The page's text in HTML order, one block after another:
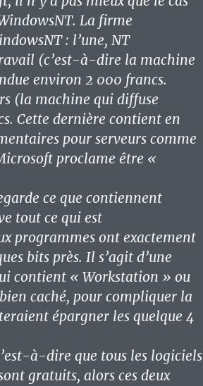
La firme
: l’une, NT
(c’est-à-dire la machine
environ 2 000 francs.
(la machine qui diffuse
Cette dernière contient en
pour serveurs comme
proclame être «
ce que contiennent
tout ce qui est
programmes ont exactement
bits près. Il s’agit d’une
contient « Workstation » ou
caché, pour compliquer la
épargner les quelque 4
à-dire que tous les logiciels
gratuits, alors ces deux